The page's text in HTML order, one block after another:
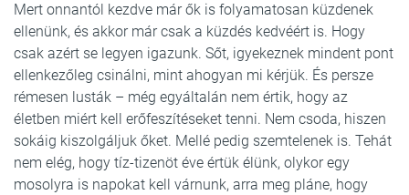
Mert onnantól kezdve már ők is folyamatosan küzdenek
ellenünk, és akkor már csak a küzdés kedvéért is. Hogy
csak azért se legyen igazunk. Sőt, igyekeznek mindent pont
ellenkezőleg csinálni, mint ahogyan mi kérjük. És persze
rémesen lusták – még egyáltalán nem értik, hogy az
életben miért kell erőfeszítéseket tenni. Nem csoda, hiszen
sokáig kiszolgáljuk őket. Mellé pedig szemtelenek is. Tehát
nem elég, hogy tíz-tizenöt éve értük élünk, olykor egy
mosolyra is napokat kell várnunk, arra meg pláne, hogy